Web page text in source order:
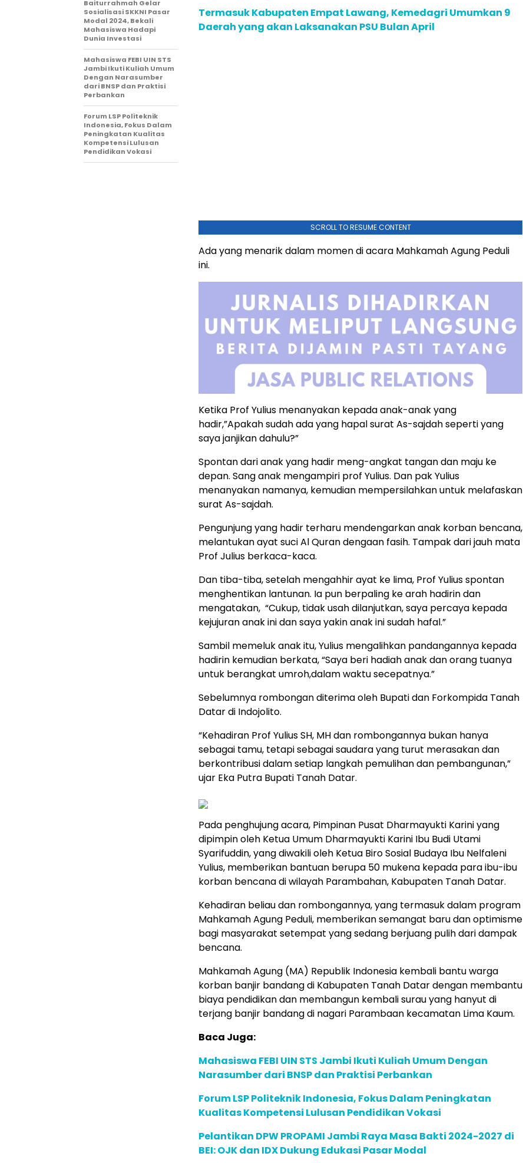
Termasuk Kabupaten Empat Lawang, Kemedagri Umumkan 9
Daerah yang akan Laksanakan PSU Bulan April
SCROLL TO RESUME CONTENT
Ada yang menarik dalam momen di acara Mahkamah Agung Peduli
ini.
Ketika Prof Yulius menanyakan kepada anak-anak yang
hadir,”Apakah sudah ada yang hapal surat As-sajdah seperti yang
saya janjikan dahulu?”
Spontan dari anak yang hadir meng-angkat tangan dan maju ke
depan. Sang anak mengampiri prof Yulius. Dan pak Yulius
menanyakan namanya, kemudian mempersilahkan untuk melafaskan
surat As-sajdah.
Pengunjung yang hadir terharu mendengarkan anak korban bencana,
melantukan ayat suci Al Quran dengaan fasih. Tampak dari jauh mata
Prof Julius berkaca-kaca.
Dan tiba-tiba, setelah mengahhir ayat ke lima, Prof Yulius spontan
menghentikan lantunan. Ia pun berpaling ke arah hadirin dan
mengatakan, “Cukup, tidak usah dilanjutkan, saya percaya kepada
kejujuran anak ini dan saya yakin anak ini sudah hafal.”
Sambil memeluk anak itu, Yulius mengalihkan pandangannya kepada
hadirin kemudian berkata, “Saya beri hadiah anak dan orang tuanya
untuk berangkat umroh,dalam waktu secepatnya.”
Sebelumnya rombongan diterima oleh Bupati dan Forkompida Tanah
Datar di Indojolito.
“Kehadiran Prof Yulius SH, MH dan rombongannya bukan hanya
sebagai tamu, tetapi sebagai saudara yang turut merasakan dan
berkontribusi dalam setiap langkah pemulihan dan pembangunan,”
ujar Eka Putra Bupati Tanah Datar.
Pada penghujung acara, Pimpinan Pusat Dharmayukti Karini yang
dipimpin oleh Ketua Umum Dharmayukti Karini Ibu Budi Utami
Syarifuddin, yang diwakili oleh Ketua Biro Sosial Budaya Ibu Nelfaleni
Yulius, memberikan bantuan berupa 50 mukena kepada para ibu-ibu
korban bencana di wilayah Parambahan, Kabupaten Tanah Datar.
Kehadiran beliau dan rombongannya, yang termasuk dalam program
Mahkamah Agung Peduli, memberikan semangat baru dan optimisme
bagi masyarakat setempat yang sedang berjuang pulih dari dampak
bencana.
Mahkamah Agung (MA) Republik Indonesia kembali bantu warga
korban banjir bandang di Kabupaten Tanah Datar dengan membantu
biaya pendidikan dan membangun kembali surau yang hanyut di
terjang banjir bandang di nagari Parambaan kecamatan Lima Kaum.
Baca Juga:
Mahasiswa FEBI UIN STS Jambi Ikuti Kuliah Umum Dengan
Narasumber dari BNSP dan Praktisi Perbankan
Forum LSP Politeknik Indonesia, Fokus Dalam Peningkatan
Kualitas Kompetensi Lulusan Pendidikan Vokasi
Pelantikan DPW PROPAMI Jambi Raya Masa Bakti 2024-2027 di
BEI: OJK dan IDX Dukung Edukasi Pasar Modal
Baiturrahmah Gelar
Sosialisasi SKKNI Pasar
Modal 2024, Bekali
Mahasiswa Hadapi
Dunia Investasi
Mahasiswa FEBI UIN STS
Jambi Ikuti Kuliah Umum
Dengan Narasumber
dari BNSP dan Praktisi
Perbankan
Forum LSP Politeknik
Indonesia, Fokus Dalam
Peningkatan Kualitas
Kompetensi Lulusan
Pendidikan Vokasi